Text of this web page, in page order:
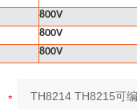
800V
800V
800V